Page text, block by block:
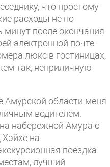
что простому
расходы не по
минут после окончания
электронной почте
люкс в гостиницах,
так, неприличную
Амурской области меня
водителем.
набережной Амура с
на
поездка
лучший